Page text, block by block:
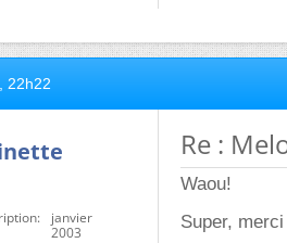
22h22
janvier
2003
Re :
Waou!
Super,